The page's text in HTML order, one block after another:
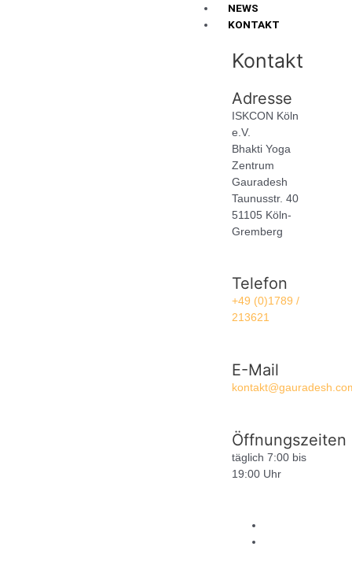
NEWS
KONTAKT
Kontakt
Adresse
ISKCON Köln
e.V.
Bhakti Yoga
Zentrum
Gauradesh
Taunusstr. 40
51105 Köln-
Gremberg
Telefon
+49 (0)1789 /
213621
E-Mail
Öffnungszeiten
täglich 7:00 bis
19:00 Uhr